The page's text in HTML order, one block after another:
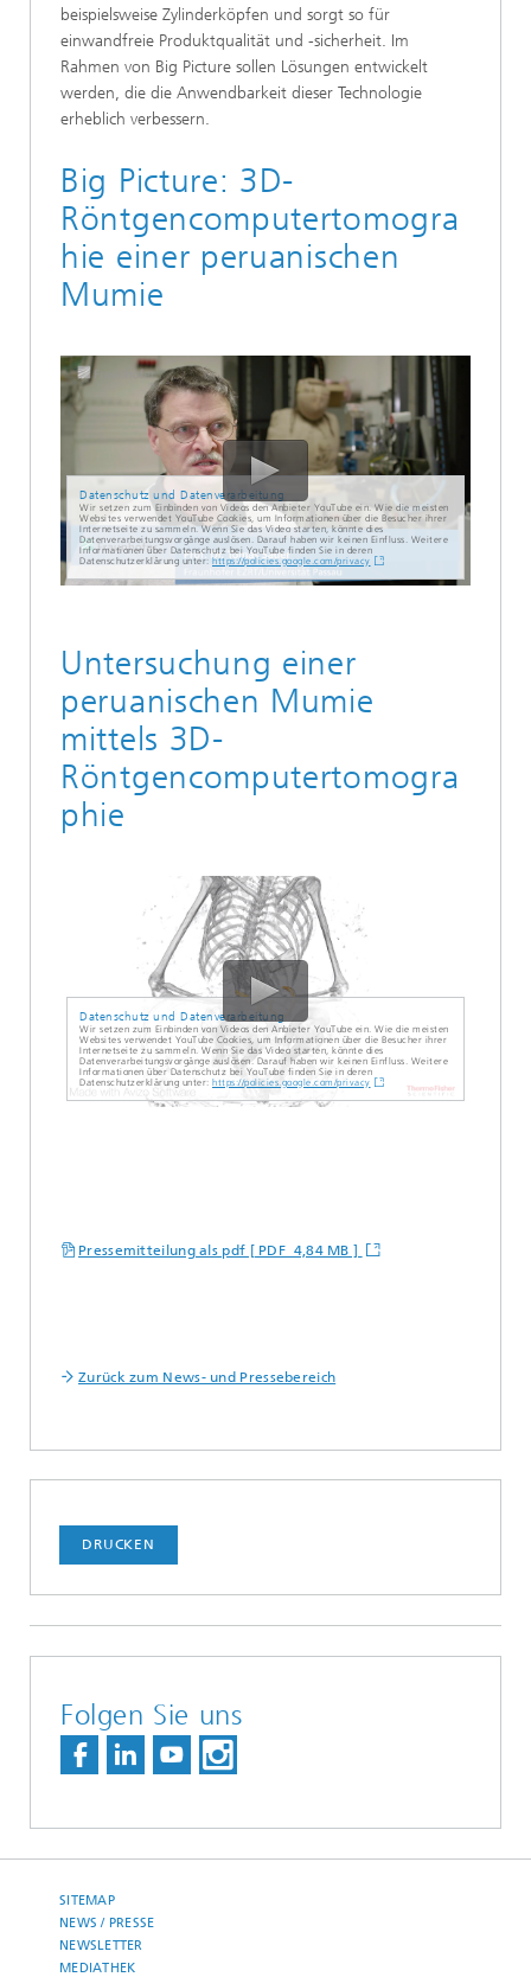
beispielsweise Zylinderköpfen und sorgt so für
einwandfreie Produktqualität und -sicherheit. Im
Rahmen von Big Picture sollen Lösungen entwickelt
werden, die die Anwendbarkeit dieser Technologie
erheblich verbessern.
Big Picture: 3D-
Röntgencomputertomogra
hie einer peruanischen
Mumie
Datenschutz und Datenverarbeitung
Wir setzen zum Einbinden von Videos den Anbieter YouTube ein. Wie die meisten
Websites verwendet YouTube Cookies, um Informationen über die Besucher ihrer
Internetseite zu sammeln. Wenn Sie das Video starten, könnte dies
Datenverarbeitungsvorgänge auslösen. Darauf haben wir keinen Einfluss. Weitere
Informationen über Datenschutz bei YouTube finden Sie in deren
Datenschutzerklärung unter: https://policies.google.com/privacy
Untersuchung einer
peruanischen Mumie
mittels 3D-
Röntgencomputertomogra
phie
Datenschutz und Datenverarbeitung
Wir setzen zum Einbinden von Videos den Anbieter YouTube ein. Wie die meisten
Websites verwendet YouTube Cookies, um Informationen über die Besucher ihrer
Internetseite zu sammeln. Wenn Sie das Video starten, könnte dies
Datenverarbeitungsvorgänge auslösen. Darauf haben wir keinen Einfluss. Weitere
Informationen über Datenschutz bei YouTube finden Sie in deren
Datenschutzerklärung unter: https://policies.google.com/privacy
Pressemitteilung als pdf [ PDF 4,84 MB ]
Zurück zum News- und Pressebereich
DRUCKEN
Folgen Sie uns
SITEMAP
NEWS / PRESSE
NEWSLETTER
MEDIATHEK